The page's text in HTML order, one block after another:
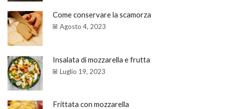
Come conservare la scamorza
Agosto 4, 2023
Insalata di mozzarella e frutta
Luglio 19, 2023
Frittata con mozzarella